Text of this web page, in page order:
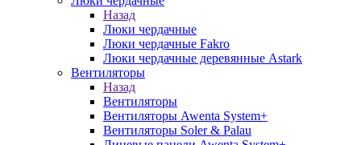
Назад
Люки чердачные
Люки чердачные Fakro
Люки чердачные деревянные Astark
Вентиляторы
Назад
Вентиляторы
Вентиляторы Awenta System+
Вентиляторы Soler & Palau